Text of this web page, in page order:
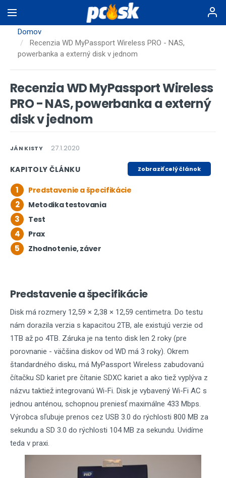
na
hlavnýDomov
Recenzia WD MyPassport Wireless PRO - NAS,
powerbanka a externý disk v jednom
Recenzia WD MyPassport Wireless
PRO - NAS, powerbanka a externý
disk v jednom
JÁN KISTY 27.1.2020
KAPITOLY ČLÁNKU Zobraziť celý článok
1 Predstavenie a špecifikácie
2 Metodika testovania
3 Test
4 Prax
5 Zhodnotenie, záver
Predstavenie a špecifikácie
Disk má rozmery 12,59 × 2,38 × 12,59 centimetra. Do testu
nám dorazila verzia s kapacitou 2TB, ale existujú verzie od
1TB až po 4TB. Záruka je na tento disk len 2 roky (pre
porovnanie - väčšina diskov od WD má 3 roky). Okrem
štandardného disku, má MyPassport Wireless zabudovanú
čítačku SD kariet pre čítanie SDXC kariet a ako tiež vyplýva z
názvu taktiež integrovanú Wi-Fi. Disk je vybavený Wi-Fi AC s
jednou anténou, schopnou preniesť maximálne 433 Mbps.
Výrobca sľubuje prenos cez USB 3.0 do rýchlosti 800 MB za
sekundu a SD 3.0 do rýchlosti 104 MB za sekundu. Uvidíme
teda v praxi.